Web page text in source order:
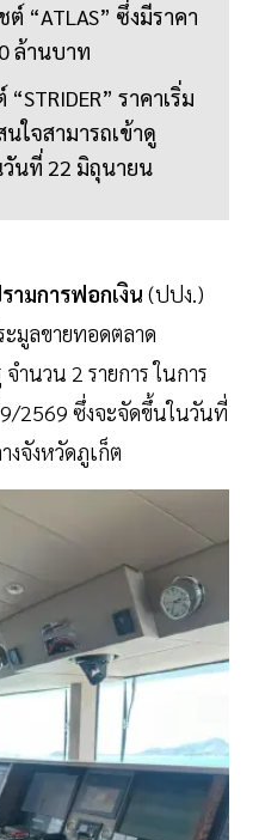
“ATLAS” ซึ่งมีราคา
ล้านบาท
ราคาเริ่ม
ใจสามารถเข้าดู
นที่ 22 มิถุนายน
ามการฟอกเงิน (ปปง.)
มูลขายทอดตลาด
นวน 2 รายการ ในการ
2569 ซึ่งจะจัดขึ้นในวันที่
จังหวัดภูเก็ต